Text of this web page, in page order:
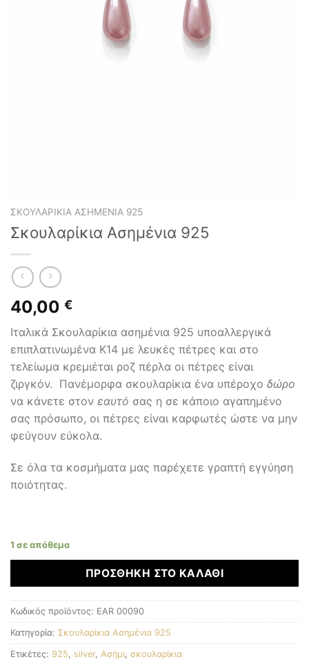
ΣΚΟΥΛΑΡΊΚΙΑ ΑΣΗΜΈΝΙΑ 925
Σκουλαρίκια Ασημένια 925
40,00 €
Ιταλικά Σκουλαρίκια ασημένια 925 υποαλλεργικά
επιπλατινωμένα Κ14 με λευκές πέτρες και στο
τελείωμα κρεμιέται ροζ πέρλα οι πέτρες είναι
ζιργκόν. Πανέμορφα σκουλαρίκια ένα υπέροχο δώρο
να κάνετε στον εαυτό σας η σε κάποιο αγαπημένο
σας πρόσωπο, οι πέτρες είναι καρφωτές ώστε να μην
φεύγουν εύκολα.
Σε όλα τα κοσμήματα μας παρέχετε γραπτή εγγύηση
ποιότητας.
1 σε απόθεμα
ΠΡΟΣΘΉΚΗ ΣΤΟ ΚΑΛΆΘΙ
Κωδικός προϊόντος: EAR 00090
Κατηγορία: Σκουλαρίκια Ασημένια 925
Ετικέτες: 925, silver, Ασήμι, σκουλαρίκια